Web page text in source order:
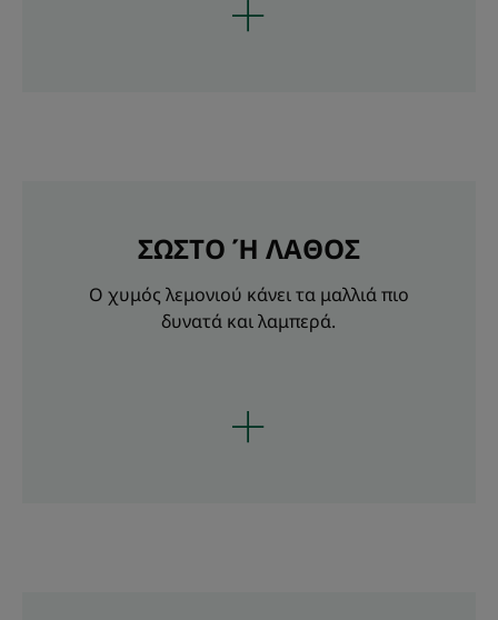
ΣΩΣΤΟ Ή ΛΑΘΟΣ
Ο χυμός λεμονιού κάνει τα μαλλιά πιο
δυνατά και λαμπερά.